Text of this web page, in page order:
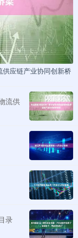
应链产业协同创新桥
流供
录